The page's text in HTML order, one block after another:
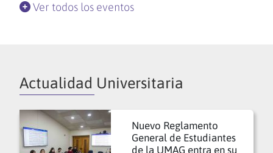
Ver todos los eventos
Actualidad Universitaria
Nuevo Reglamento
General de Estudiantes
de la UMAG entra en su